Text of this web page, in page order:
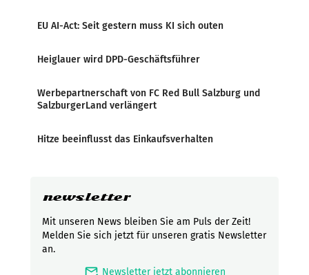
EU AI-Act: Seit gestern muss KI sich outen
Heiglauer wird DPD-Geschäftsführer
Werbepartnerschaft von FC Red Bull Salzburg und
SalzburgerLand verlängert
Hitze beeinflusst das Einkaufsverhalten
newsletter
Mit unseren News bleiben Sie am Puls der Zeit!
Melden Sie sich jetzt für unseren gratis Newsletter
an.
mark_email_read Newsletter jetzt abonnieren